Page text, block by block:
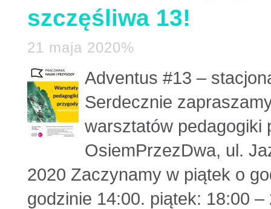
szczęśliwa 13!
21 maja 2020%
Adventus #13 –
Serdecznie
warsztatów pedagogiki
OsiemPrzezDwa, ul.
2020 Zaczynamy w piątek o
godzinie 14:00. piątek: 18:00